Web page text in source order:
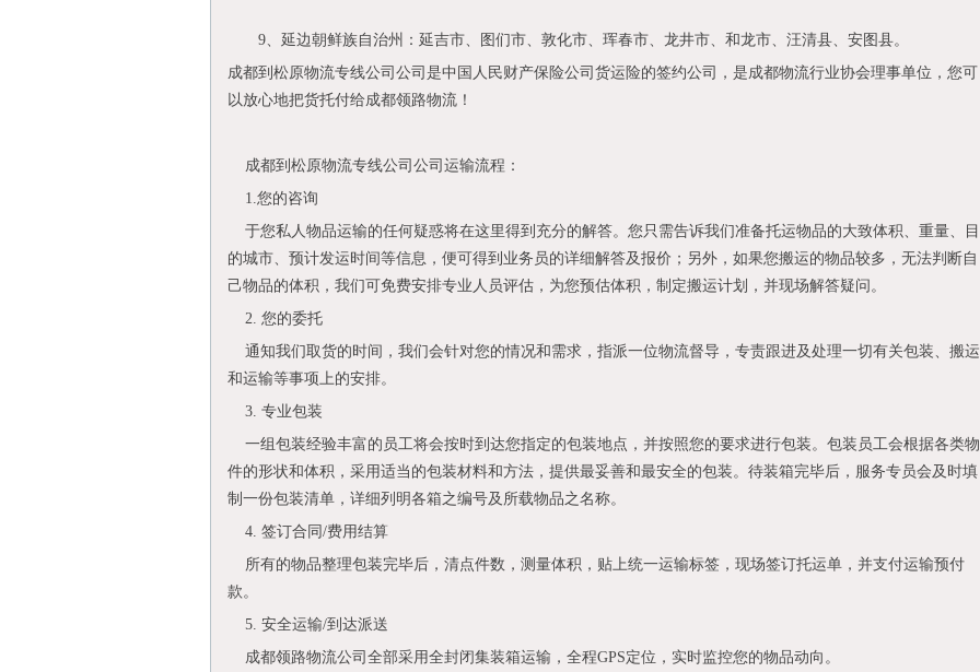
9、延边朝鲜族自治州：延吉市、图们市、敦化市、珲春市、龙井市、和龙市、汪清县、安图县。
成都到松原物流专线公司公司是中国人民财产保险公司货运险的签约公司，是成都物流行业协会理事单位，您可
以放心地把货托付给成都领路物流！
成都到松原物流专线公司公司运输流程：
1.您的咨询
于您私人物品运输的任何疑惑将在这里得到充分的解答。您只需告诉我们准备托运物品的大致体积、重量、目
的城市、预计发运时间等信息，便可得到业务员的详细解答及报价；另外，如果您搬运的物品较多，无法判断自
己物品的体积，我们可免费安排专业人员评估，为您预估体积，制定搬运计划，并现场解答疑问。
2. 您的委托
通知我们取货的时间，我们会针对您的情况和需求，指派一位物流督导，专责跟进及处理一切有关包装、搬运
和运输等事项上的安排。
3. 专业包装
一组包装经验丰富的员工将会按时到达您指定的包装地点，并按照您的要求进行包装。包装员工会根据各类物
件的形状和体积，采用适当的包装材料和方法，提供最妥善和最安全的包装。待装箱完毕后，服务专员会及时填
制一份包装清单，详细列明各箱之编号及所载物品之名称。
4. 签订合同/费用结算
所有的物品整理包装完毕后，清点件数，测量体积，贴上统一运输标签，现场签订托运单，并支付运输预付
款。
5. 安全运输/到达派送
成都领路物流公司全部采用全封闭集装箱运输，全程GPS定位，实时监控您的物品动向。